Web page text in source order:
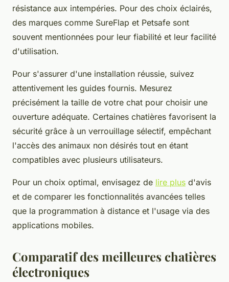
résistance aux intempéries. Pour des choix éclairés,
des marques comme SureFlap et Petsafe sont
souvent mentionnées pour leur fiabilité et leur facilité
d'utilisation.
Pour s'assurer d'une installation réussie, suivez
attentivement les guides fournis. Mesurez
précisément la taille de votre chat pour choisir une
ouverture adéquate. Certaines chatières favorisent la
sécurité grâce à un verrouillage sélectif, empêchant
l'accès des animaux non désirés tout en étant
compatibles avec plusieurs utilisateurs.
Pour un choix optimal, envisagez de lire plus d'avis
et de comparer les fonctionnalités avancées telles
que la programmation à distance et l'usage via des
applications mobiles.
Comparatif des meilleures chatières
électroniques